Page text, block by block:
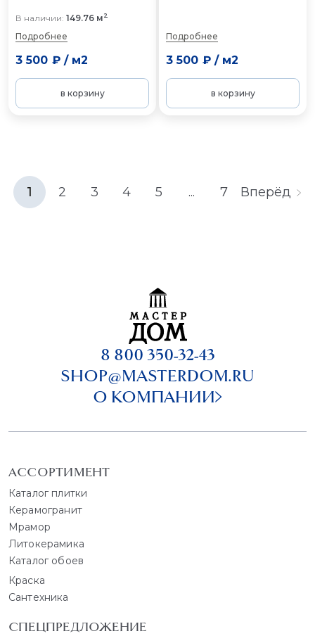
В наличии: 149.76 м2
Подробнее
3 500 ₽/ м2
в корзину
Подробнее
3 500 ₽/ м2
в корзину
1 2 3 4 5 ... 7 Вперёд
8 800 350-32-43
SHOP@MASTERDOM.RU
О КОМПАНИИ
АССОРТИМЕНТ
Каталог плитки
Керамогранит
Мрамор
Литокерамика
Каталог обоев
Краска
Сантехника
СПЕЦПРЕДЛОЖЕНИЕ